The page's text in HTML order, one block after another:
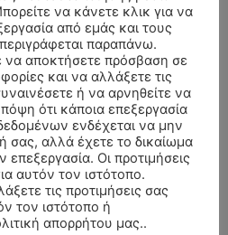
-
να κάνετε κλικ για να
από εμάς και τους
παραπάνω.
να αποκτήσετε πρόσβαση σε
και να αλλάξετε τις
ή να αρνηθείτε να
ότι κάποια επεξεργασία
ενδέχεται να μην
σας, αλλά έχετε το δικαίωμα
επεξεργασία. Οι προτιμήσεις
αυτόν τον ιστότοπο.
τις προτιμήσεις σας
τον ιστότοπο ή
απορρήτου μας..